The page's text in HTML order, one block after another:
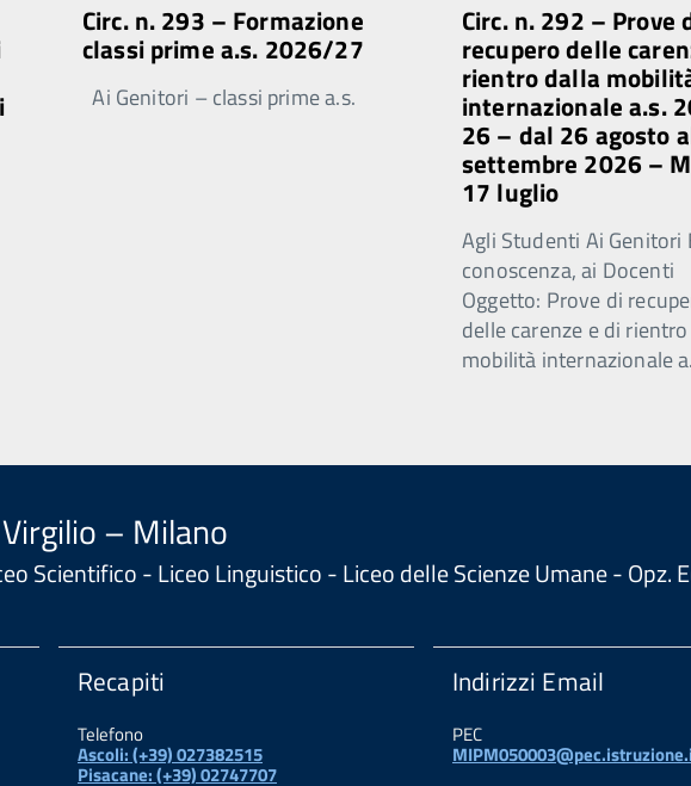
Circ. n. 293 – Formazione
classi prime a.s. 2026/27
Ai Genitori – classi prime a.s.
Circ. n. 292 – Prove
recupero delle
rientro dalla
internazionale a.s.
26 – dal 26 agosto
settembre 2026 –
17 luglio
Agli Studenti Ai Genitori
conoscenza, ai Docenti
Oggetto: Prove di
delle carenze e di
mobilità internazionale a.
– Milano
Scientifico - Liceo Linguistico - Liceo delle Scienze Umane - Opz.
Recapiti
Telefono
Ascoli: (+39) 027382515
Pisacane: (+39) 02747707
Indirizzi Email
PEC